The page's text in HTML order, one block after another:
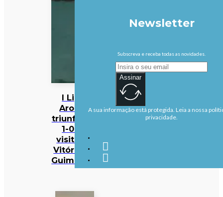
I Liga:
Arouca
triunfa por
1-0 na
visita ao
Vitória de
Guimarães
Newsletter
Subscreva e receba todas as novidades.
Assinar
A sua informação está protegida. Leia a nossa
privacidade.